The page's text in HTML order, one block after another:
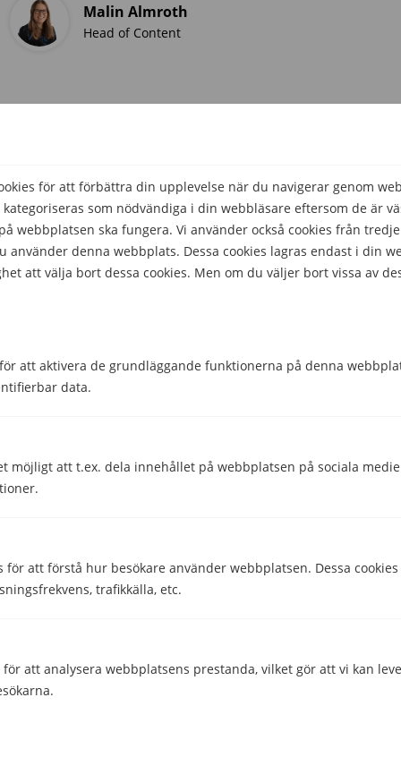
för att förbättra din upplevelse när du navigerar genom
kategoriseras som nödvändiga i din webbläsare eftersom de är
webbplatsen ska fungera. Vi använder också cookies från
använder denna webbplats. Dessa cookies lagras endast i din
att välja bort dessa cookies. Men om du väljer bort vissa av
att aktivera de grundläggande funktionerna på denna
data.
möjligt att t.ex. dela innehållet på webbplatsen på sociala
för att förstå hur besökare använder webbplatsen. Dessa
trafikkälla, etc.
för att analysera webbplatsens prestanda, vilket gör att vi kan
Malin Almroth
Head of Content
Skeppargatan 32
114 52 Stockholm
Företaget